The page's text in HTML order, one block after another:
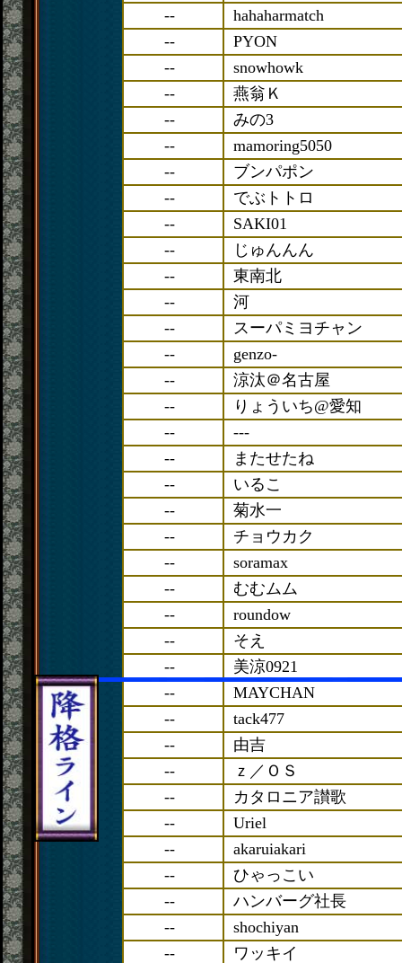
--
hahaharmatch
--
PYON
--
snowhowk
--
燕翁Ｋ
--
みの3
--
mamoring5050
--
ブンパポン
--
でぶトトロ
--
SAKI01
--
じゅんんん
--
東南北
--
河
--
スーパミヨチャン
--
genzo-
--
涼汰＠名古屋
--
りょういち@愛知
--
---
--
またせたね
--
いるこ
--
菊水一
--
チョウカク
--
soramax
--
むむムム
--
roundow
--
そえ
--
美涼0921
--
MAYCHAN
--
tack477
--
由吉
--
ｚ／ＯＳ
--
カタロニア讃歌
--
Uriel
--
akaruiakari
--
ひゃっこい
--
ハンバーグ社長
--
shochiyan
--
ワッキイ